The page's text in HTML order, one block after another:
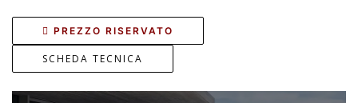
PREZZO RISERVATO
SCHEDA TECNICA